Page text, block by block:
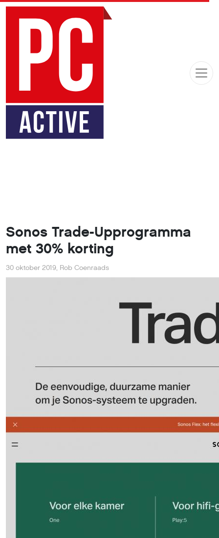
Sonos Trade-Upprogramma
met 30% korting
30 oktober 2019, Rob Coenraads